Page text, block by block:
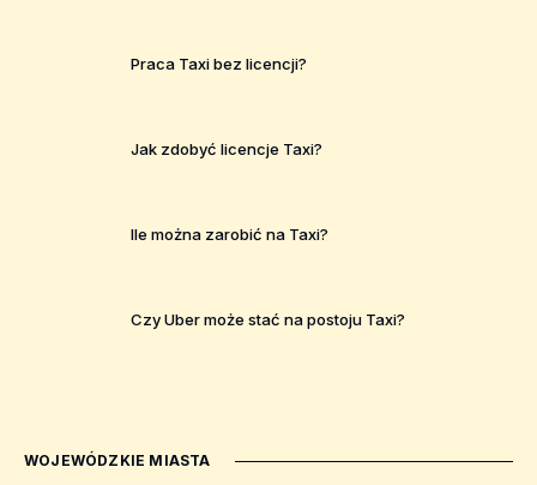
Praca Taxi bez licencji?
Jak zdobyć licencje Taxi?
Ile można zarobić na Taxi?
Czy Uber może stać na postoju Taxi?
WOJEWÓDZKIE MIASTA